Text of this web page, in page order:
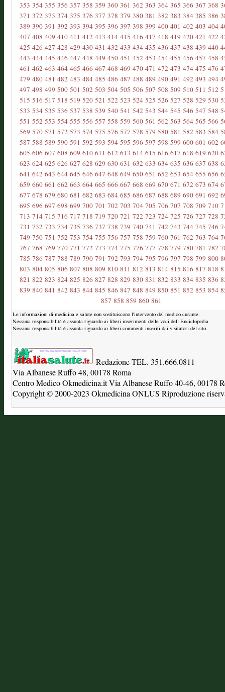
353 354 355 356 357 358 359 360 361 362 363 364 365 366 367 368
371 372 373 374 375 376 377 378 379 380 381 382 383 384 385 386
389 390 391 392 393 394 395 396 397 398 399 400 401 402 403 404
407 408 409 410 411 412 413 414 415 416 417 418 419 420 421 422
425 426 427 428 429 430 431 432 433 434 435 436 437 438 439 440
443 444 445 446 447 448 449 450 451 452 453 454 455 456 457 458
461 462 463 464 465 466 467 468 469 470 471 472 473 474 475 476
479 480 481 482 483 484 485 486 487 488 489 490 491 492 493 494
497 498 499 500 501 502 503 504 505 506 507 508 509 510 511 512
515 516 517 518 519 520 521 522 523 524 525 526 527 528 529 530
533 534 535 536 537 538 539 540 541 542 543 544 545 546 547 548
551 552 553 554 555 556 557 558 559 560 561 562 563 564 565 566
569 570 571 572 573 574 575 576 577 578 579 580 581 582 583 584
587 588 589 590 591 592 593 594 595 596 597 598 599 600 601 602
605 606 607 608 609 610 611 612 613 614 615 616 617 618 619 620
623 624 625 626 627 628 629 630 631 632 633 634 635 636 637 638
641 642 643 644 645 646 647 648 649 650 651 652 653 654 655 656
659 660 661 662 663 664 665 666 667 668 669 670 671 672 673 674
677 678 679 680 681 682 683 684 685 686 687 688 689 690 691 692
695 696 697 698 699 700 701 702 703 704 705 706 707 708 709 710
713 714 715 716 717 718 719 720 721 722 723 724 725 726 727 728
731 732 733 734 735 736 737 738 739 740 741 742 743 744 745 746
749 750 751 752 753 754 755 756 757 758 759 760 761 762 763 764
767 768 769 770 771 772 773 774 775 776 777 778 779 780 781 782
785 786 787 788 789 790 791 792 793 794 795 796 797 798 799 800
803 804 805 806 807 808 809 810 811 812 813 814 815 816 817 818
821 822 823 824 825 826 827 828 829 830 831 832 833 834 835 836
839 840 841 842 843 844 845 846 847 848 849 850 851 852 853 854
857 858 859 860 861
Le informazioni di medicina e salute non sostituiscono l'intervento del medico curante.
Nessuna responsabilità è assunta riguardo ai liberi inserimenti delle voci dell Enciclopedia.
Nessuna responsabilità è assunta riguardo ai liberi commenti inseriti dai visitatori del sito.
Redazione TEL. 351.666.0811
Via Albanese Ruffo 48, 00178 Roma
Centro Medico Okmedicina.it Via Albanese Ruffo 40-46, 00178
Copyright © 2000-2023 Okmedicina ONLUS Riproduzione